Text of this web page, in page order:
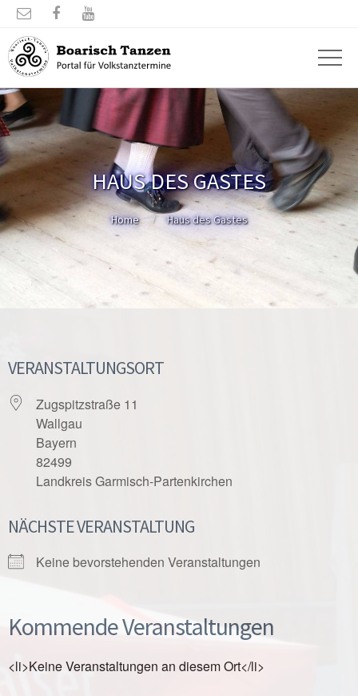
  
HAUS DES GASTES
Home Haus des Gastes
VERANSTALTUNGSORT
Zugspitzstraße 11
Wallgau
Bayern
82499
Landkreis Garmisch-Partenkirchen
NÄCHSTE VERANSTALTUNG
Keine bevorstehenden Veranstaltungen
Kommende Veranstaltungen
<li>Keine Veranstaltungen an diesem Ort</li>